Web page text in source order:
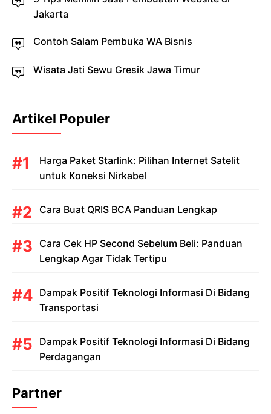
Jakarta
Contoh Salam Pembuka WA Bisnis
Wisata Jati Sewu Gresik Jawa Timur
Artikel Populer
Harga Paket Starlink: Pilihan Internet Satelit
untuk Koneksi Nirkabel
Cara Buat QRIS BCA Panduan Lengkap
Cara Cek HP Second Sebelum Beli: Panduan
Lengkap Agar Tidak Tertipu
Dampak Positif Teknologi Informasi Di Bidang
Transportasi
Dampak Positif Teknologi Informasi Di Bidang
Perdagangan
Partner